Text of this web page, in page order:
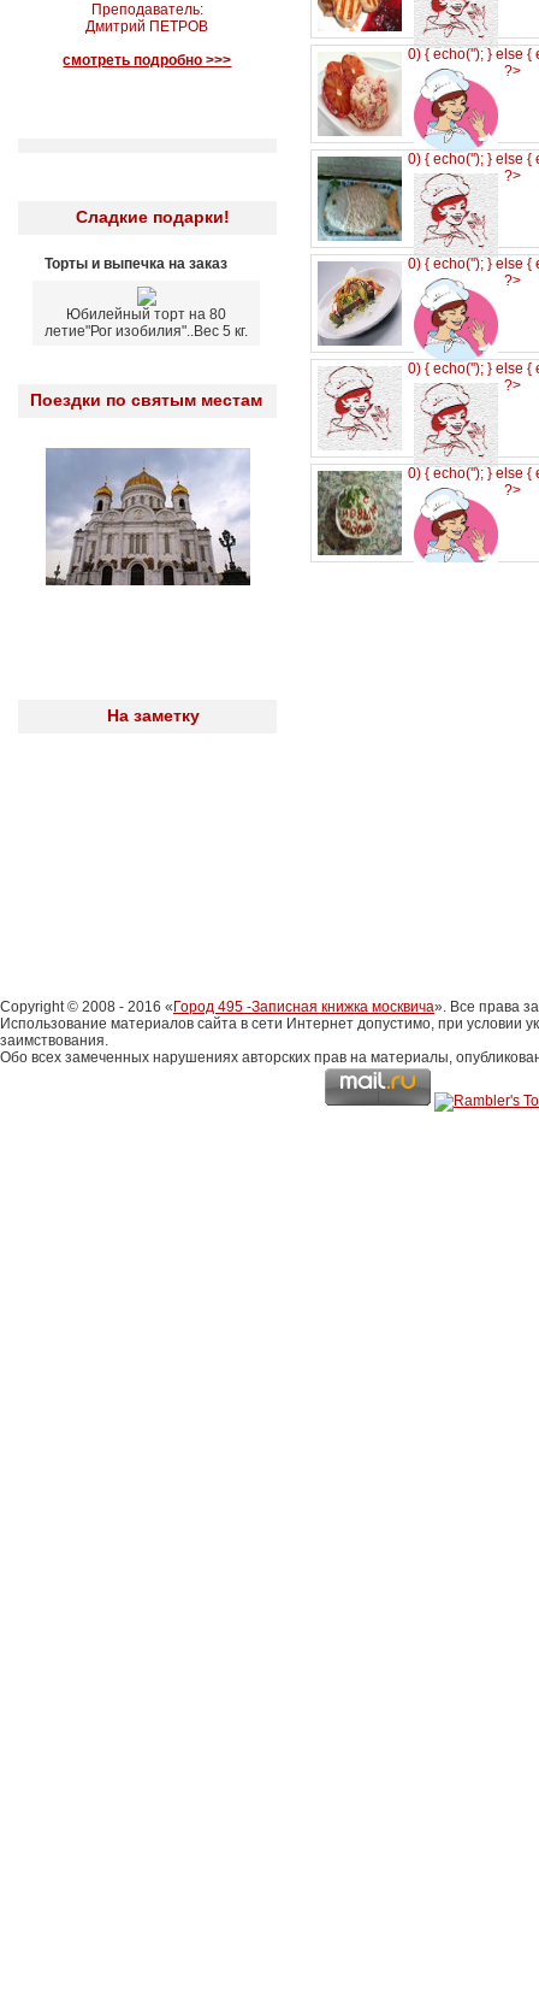
Преподаватель:
Дмитрий ПЕТРОВ
смотреть подробно >>>
Сладкие подарки!
Торты и выпечка на заказ
Юбилейный торт на 80
летие"Рог изобилия"..Вес 5 кг.
Поездки по святым местам
На заметку
0) { echo(''); } else {
?>
0) { echo(''); } else {
?>
0) { echo(''); } else {
?>
0) { echo(''); } else {
?>
0) { echo(''); } else {
?>
Copyright © 2008 - 2016 « Город 495 -Записная книжка москвича». Все права
Использование материалов сайта в сети Интернет допустимо, при условии
заимствования.
Обо всех замеченных нарушениях авторских прав на материалы,